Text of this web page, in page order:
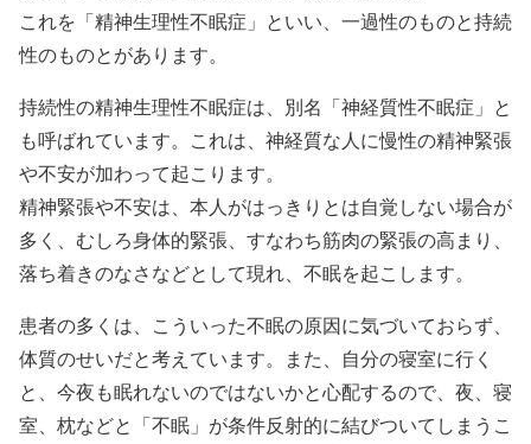
これを「精神生理性不眠症」といい、一過性のものと持続
性のものとがあります。
持続性の精神生理性不眠症は、別名「神経質性不眠症」と
も呼ばれています。これは、神経質な人に慢性の精神緊張
や不安が加わって起こります。
精神緊張や不安は、本人がはっきりとは自覚しない場合が
多く、むしろ身体的緊張、すなわち筋肉の緊張の高まり、
落ち着きのなさなどとして現れ、不眠を起こします。
患者の多くは、こういった不眠の原因に気づいておらず、
体質のせいだと考えています。また、自分の寝室に行く
と、今夜も眠れないのではないかと心配するので、夜、寝
室、枕などと「不眠」が条件反射的に結びついてしまうこ